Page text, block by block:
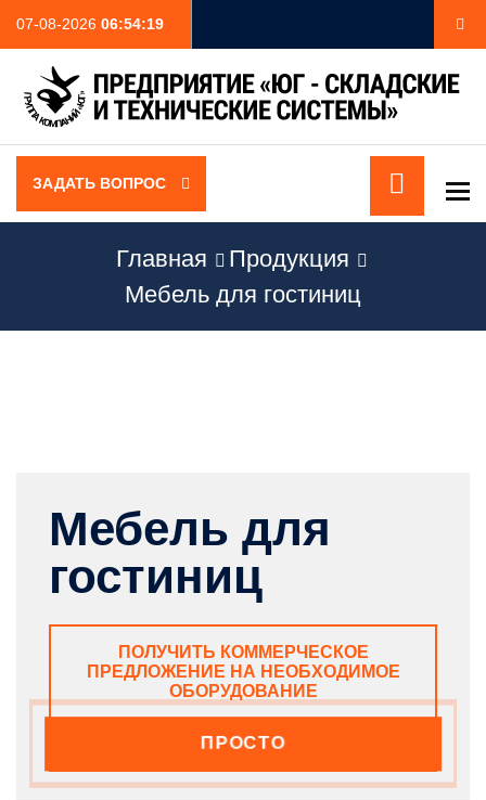
07-08-2026 06:54:19
ЗАДАТЬ ВОПРОС
Главная
Продукция
Мебель для гостиниц
Мебель для
гостиниц
ПОЛУЧИТЬ КОММЕРЧЕСКОЕ
ПРЕДЛОЖЕНИЕ НА НЕОБХОДИМОЕ
ОБОРУДОВАНИЕ
ПРОСТО